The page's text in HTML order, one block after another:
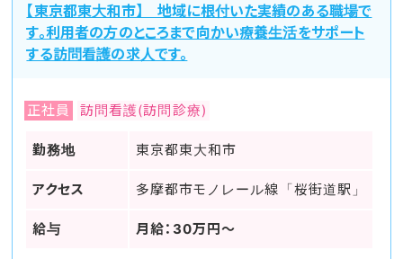
【東京都東大和市】 地域に根付いた実績のある職場で
す。利用者の方のところまで向かい療養生活をサポート
する訪問看護の求人です。
正社員 訪問看護(訪問診療)
勤務地 東京都東大和市
アクセス 多摩都市モノレール線「桜街道駅」
給与 月給：30万円～